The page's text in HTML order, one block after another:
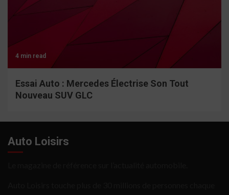
4 min read
Essai Auto : Mercedes Électrise Son Tout
Nouveau SUV GLC
Auto Loisirs